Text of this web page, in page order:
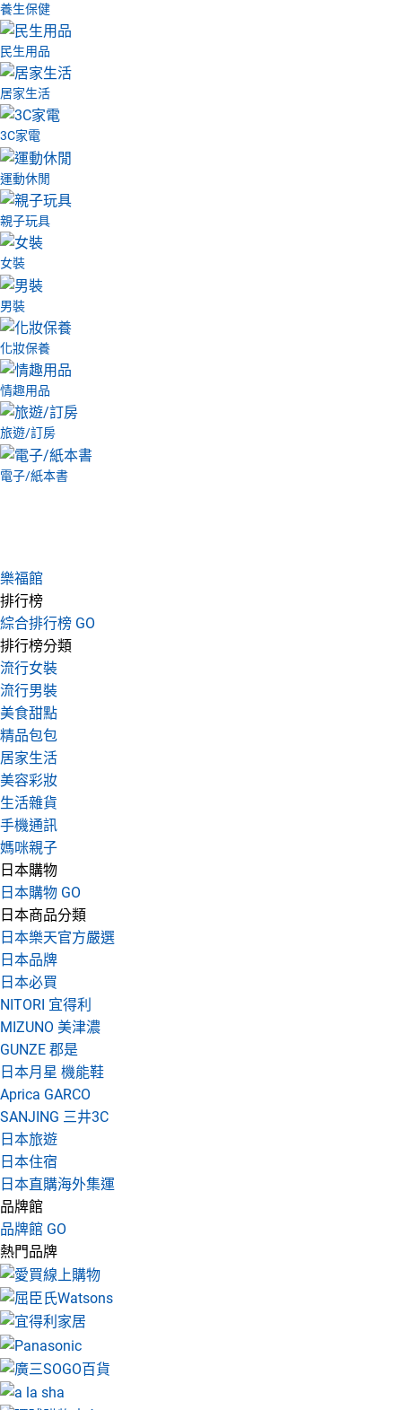
養生保健
民生用品
居家生活
3C家電
運動休閒
親子玩具
女裝
男裝
化妝保養
情趣用品
旅遊/訂房
電子/紙本書
樂福館
排行榜
綜合排行榜 GO
排行榜分類
流行女裝
流行男裝
美食甜點
精品包包
居家生活
美容彩妝
生活雜貨
手機通訊
媽咪親子
日本購物
日本購物 GO
日本商品分類
日本樂天官方嚴選
日本品牌
日本必買
NITORI 宜得利
MIZUNO 美津濃
GUNZE 郡是
日本月星 機能鞋
Aprica GARCO
SANJING 三井3C
日本旅遊
日本住宿
日本直購海外集運
品牌館
品牌館 GO
熱門品牌